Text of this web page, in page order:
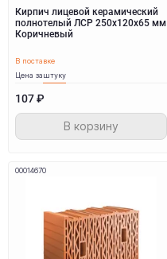
Кирпич лицевой керамический
полнотелый ЛСР 250х120х65 мм
Коричневый
В поставке
Цена заштуку
107 ₽
В корзину
00014670